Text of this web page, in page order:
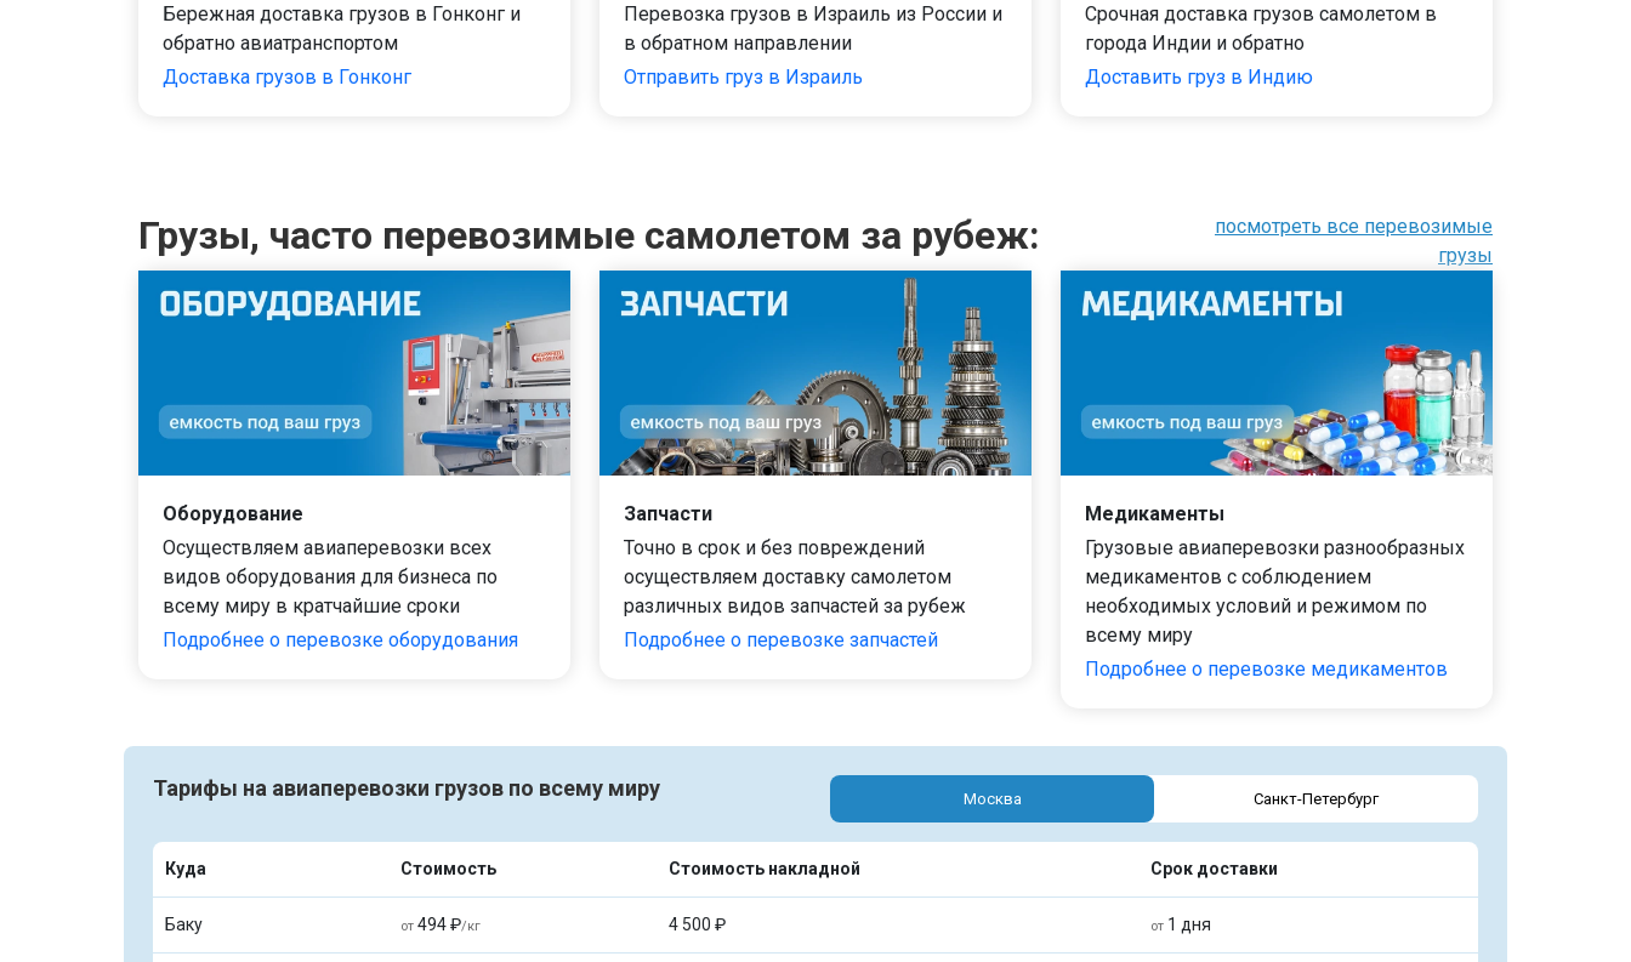
Бережная доставка грузов в Гонконг и
обратно авиатранспортом
Доставка грузов в Гонконг
Перевозка грузов в Израиль из России и
в обратном направлении
Отправить груз в Израиль
Срочная доставка грузов самолетом в
города Индии и обратно
Доставить груз в Индию
Грузы, часто перевозимые самолетом за рубеж:
посмотреть все перевозимые
грузы
Оборудование
Осуществляем авиаперевозки всех
видов оборудования для бизнеса по
всему миру в кратчайшие сроки
Подробнее о перевозке оборудования
Запчасти
Точно в срок и без повреждений
осуществляем доставку самолетом
различных видов запчастей за рубеж
Подробнее о перевозке запчастей
Медикаменты
Грузовые авиаперевозки разнообразных
медикаментов с соблюдением
необходимых условий и режимом по
всему миру
Подробнее о перевозке медикаментов
Тарифы на авиаперевозки грузов по всему миру Москва Санкт-Петербург
Куда Стоимость Стоимость накладной Срок доставки
Баку от 494 ₽/кг 4 500 ₽ от 1 дня